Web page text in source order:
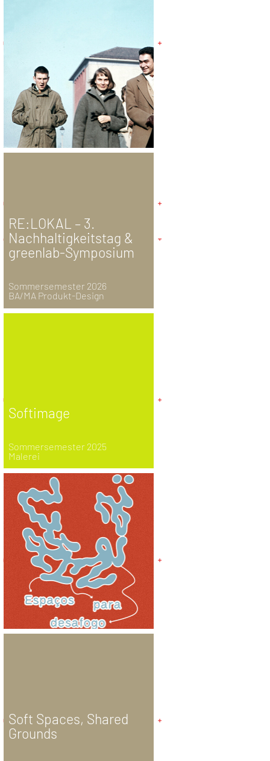
RE:LOKAL – 3.
Nachhaltigkeitstag &
greenlab-Symposium
Sommersemester 2026
BA/MA Produkt-Design
Softimage
Sommersemester 2025
Malerei
Soft Spaces, Shared
Grounds